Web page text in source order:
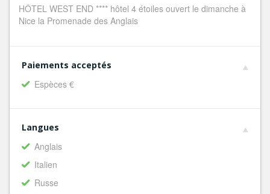
HÔTEL WEST END **** hôtel 4 étoiles ouvert le dimanche à
Nice la Promenade des Anglais
Paiements acceptés
Espèces €
Langues
Anglais
Italien
Russe